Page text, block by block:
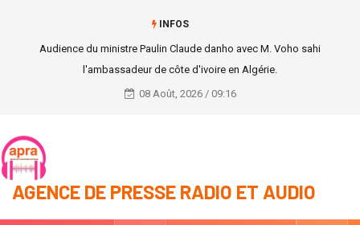
INFOS
11e Congrès de UNJCI : face à la guéguerre entre les deux listes en
compétition, la ‘’liste de Lance Touré’’ fait des propositions
08 Août, 2026 / 09:16
AGENCE DE PRESSE RADIO ET AUDIO